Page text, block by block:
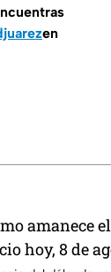
en
amanece
hoy, 8 de